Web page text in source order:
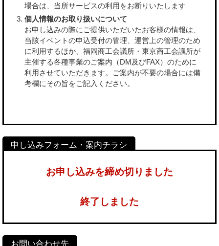
場合は、当所サービスの利用をお断りいたします
個人情報のお取り扱いについて
お申し込みの際にご提供いただいたお客様の情報は、
当該イベントの申込受付の管理、運営上の管理のため
に利用するほか、福岡商工会議所・東京商工会議所が
主催する各種事業のご案内（DM及びFAX）のために
利用させていただきます。ご案内が不要の場合には備
考欄にその旨をご記入ください。
お申し込みを締め切りました
終了しました